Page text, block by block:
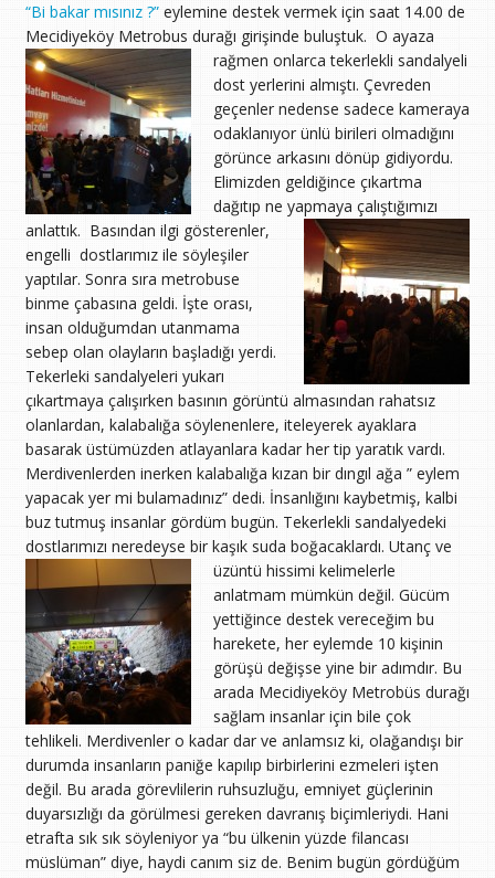
“Bi bakar mısınız ?”eylemine destek vermek için saat 14.00 de
Mecidiyeköy Metrobus durağı girişinde buluştuk. O ayaza
rağmen onlarca tekerlekli sandalyeli
dost yerlerini almıştı. Çevreden
geçenler nedense sadece kameraya
odaklanıyor ünlü birileri olmadığını
görünce arkasını dönüp gidiyordu.
Elimizden geldiğince çıkartma
dağıtıp ne yapmaya çalıştığımızı
anlattık. Basından ilgi gösterenler,
engelli dostlarımız ile söyleşiler
yaptılar. Sonra sıra metrobuse
binme çabasına geldi. İşte orası,
insan olduğumdan utanmama
sebep olan olayların başladığı yerdi.
Tekerleki sandalyeleri yukarı
çıkartmaya çalışırken basının görüntü almasından rahatsız
olanlardan, kalabalığa söylenenlere, iteleyerek ayaklara
basarak üstümüzden atlayanlara kadar her tip yaratık vardı.
Merdivenlerden inerken kalabalığa kızan bir dıngıl ağa ” eylem
yapacak yer mi bulamadınız” dedi. İnsanlığını kaybetmiş, kalbi
buz tutmuş insanlar gördüm bugün. Tekerlekli sandalyedeki
dostlarımızı neredeyse bir kaşık suda boğacaklardı. Utanç ve
üzüntü hissimi kelimelerle
anlatmam mümkün değil. Gücüm
yettiğince destek vereceğim bu
harekete, her eylemde 10 kişinin
görüşü değişse yine bir adımdır. Bu
arada Mecidiyeköy Metrobüs durağı
sağlam insanlar için bile çok
tehlikeli. Merdivenler o kadar dar ve anlamsız ki, olağandışı bir
durumda insanların paniğe kapılıp birbirlerini ezmeleri işten
değil. Bu arada görevlilerin ruhsuzluğu, emniyet güçlerinin
duyarsızlığı da görülmesi gereken davranış biçimleriydi. Hani
etrafta sık sık söyleniyor ya “bu ülkenin yüzde filancası
müslüman” diye, haydi canım siz de. Benim bugün gördüğüm